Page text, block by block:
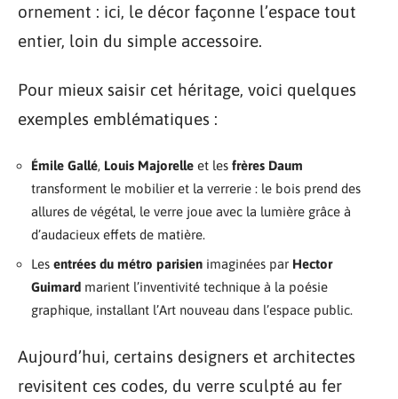
ornement : ici, le décor façonne l’espace tout
entier, loin du simple accessoire.
Pour mieux saisir cet héritage, voici quelques
exemples emblématiques :
Émile Gallé, Louis Majorelle et les frères Daum
transforment le mobilier et la verrerie : le bois prend des
allures de végétal, le verre joue avec la lumière grâce à
d’audacieux effets de matière.
Les entrées du métro parisien imaginées par Hector
Guimard marient l’inventivité technique à la poésie
graphique, installant l’Art nouveau dans l’espace public.
Aujourd’hui, certains designers et architectes
revisitent ces codes, du verre sculpté au fer